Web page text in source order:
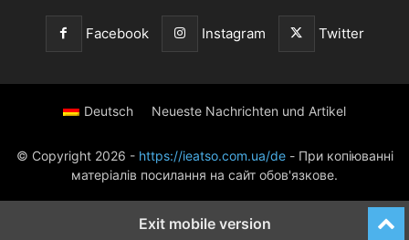
Facebook Instagram Twitter
Deutsch Neueste Nachrichten und Artikel
© Copyright 2026 - https://ieatso.com.ua/de- При копіюванні
матеріалів посилання на сайт обов'язкове.
Exit mobile version